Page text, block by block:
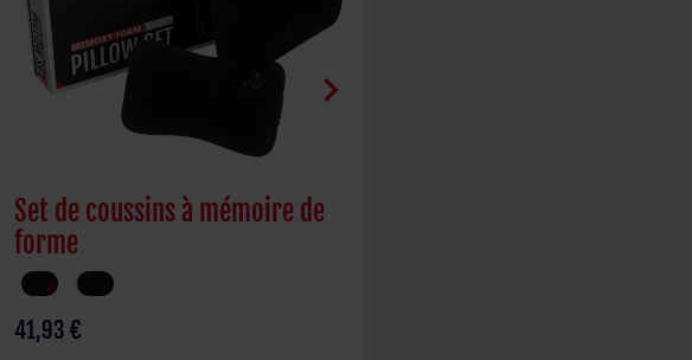
Set de coussins à mémoire de
forme
41,93 €
chevron_right